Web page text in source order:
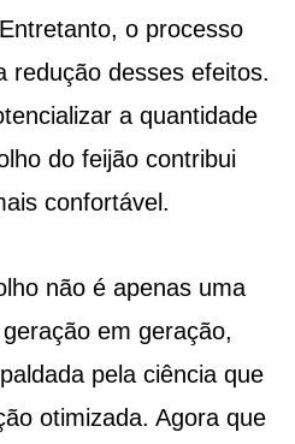
o processo
redução desses efeitos.
a quantidade
do feijão contribui
confortável.
não é apenas uma
em geração,
pela ciência que
otimizada. Agora que